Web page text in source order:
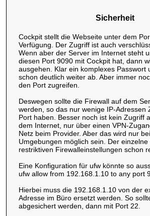
Sicherheit
Cockpit stellt die Webseite unter dem
Verfügung. Der Zugriff ist auch
Wenn aber der Server im Internet steht
diesen Port 9090 mit Cockpit hat, dann
ausgehen. Klar ein komplexes Passwort
schon deutlich weiter ab. Aber immer
den Port zugreifen.
Deswegen sollte die Firewall auf dem
werden, so das nur wenige IP-Adressen
Port haben. Besser noch ist kein Zugriff
dem Internet, nur über einen VPN-
Netz beim Provider. Aber das wird nur
Umgebungen möglich sein. Der
restriktiven Firewalleinstellungen schon
Eine Konfiguration für ufw könnte so
ufw allow from 192.168.1.10 to any port
Hierbei muss die 192.168.1.10 von der
Adresse im Büro ersetzt werden. So
abgesichert werden, dann mit Port 22.